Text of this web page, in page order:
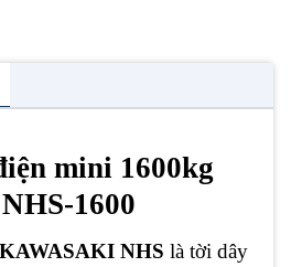
mini 1600kg
1600
NHS là tời dây